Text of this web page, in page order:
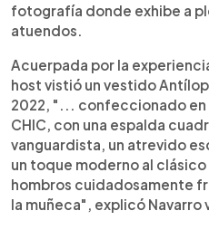
fotografía donde exhibe a
atuendos.
Acuerpada por la
host vistió un vestido
2022, "... confeccionado en
CHIC, con una espalda
vanguardista, un atrevido
un toque moderno al
hombros cuidadosamente
la muñeca", explicó Navarro